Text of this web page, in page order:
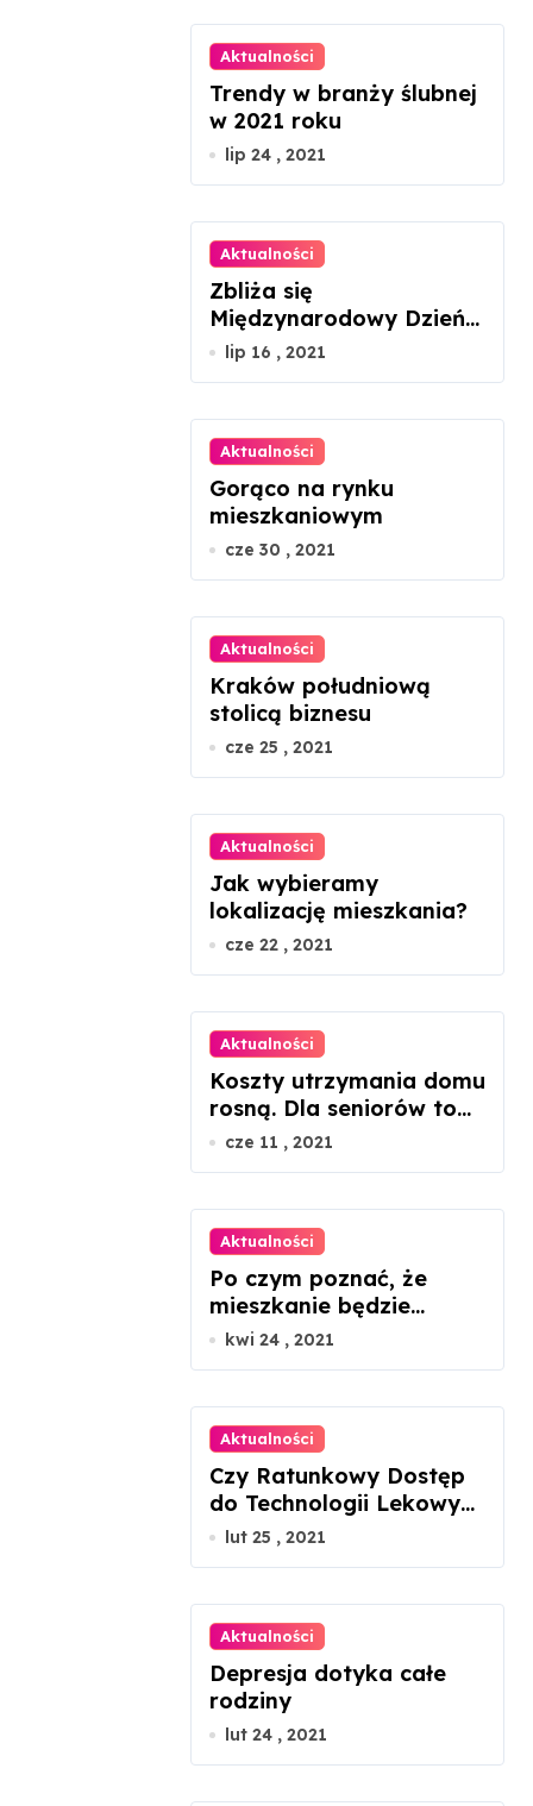
Aktualności
Trendy w branży ślubnej
w 2021 roku
lip 24 , 2021
Aktualności
Zbliża się
Międzynarodowy Dzień
Szachów
lip 16 , 2021
Aktualności
Gorąco na rynku
mieszkaniowym
cze 30 , 2021
Aktualności
Kraków południową
stolicą biznesu
cze 25 , 2021
Aktualności
Jak wybieramy
lokalizację mieszkania?
cze 22 , 2021
Aktualności
Koszty utrzymania domu
rosną. Dla seniorów to
dramat
cze 11 , 2021
Aktualności
Po czym poznać, że
mieszkanie będzie
ustawne, patrząc tylko
kwi 24 , 2021
Aktualności
Czy Ratunkowy Dostęp
do Technologii Lekowych
uratuje chorego z
lut 25 , 2021
Aktualności
Depresja dotyka całe
rodziny
lut 24 , 2021